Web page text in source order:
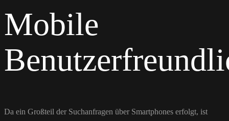
Mobile
Da ein Großteil der Suchanfragen über Smartphones erfolgt, ist